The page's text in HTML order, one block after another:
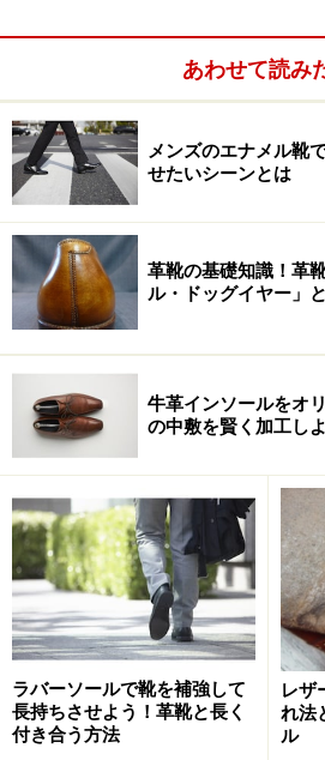
手順2
古いTシャツの布などに液体クリ
を拭きます。油性の汚れや古い靴
目的です。布の面をしばし変え、
取るのがポイントです。軽く拭
履き皺の部分は汚れが溜まりやす
スムースレザー靴の手入
れる
手順3
ペネトレィトブラシで乳化製のク
分と油分を補給します。分量は片
少な目で十分です。素早く全体
歯ブラシでも十分代用できますが
あわせて読み
メンズのエナメル靴
せたいシーンとは
革靴の基礎知識！革
ル・ドッグイヤー」
牛革インソールをオ
の中敷を賢く加工し
ラバーソールで靴を補強して
長持ちさせよう！革靴と長く
付き合う方法
レザ
れ法
ル